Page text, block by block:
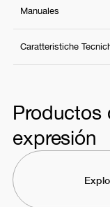
Manuales
Caratteristiche
Productos
expresión